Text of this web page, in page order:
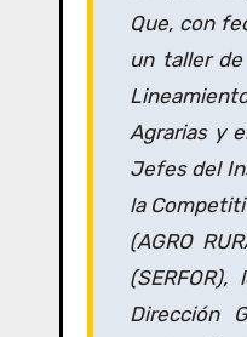
Que, con
un taller
Agrarias y
Jefes del
la
(AGRO
Dirección